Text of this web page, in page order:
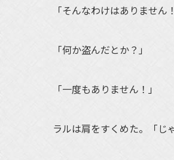
「そんなわけはありません！
「何か盗んだとか？」
「一度もありません！」
ラルは肩をすくめた。「じ